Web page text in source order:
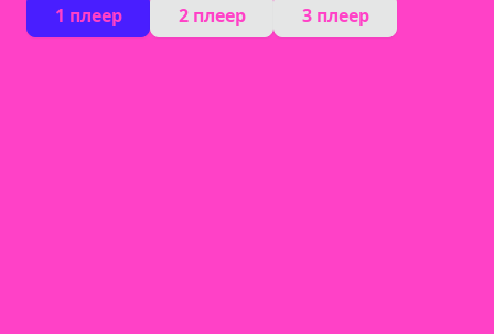
1 плеер 2 плеер 3 плеер